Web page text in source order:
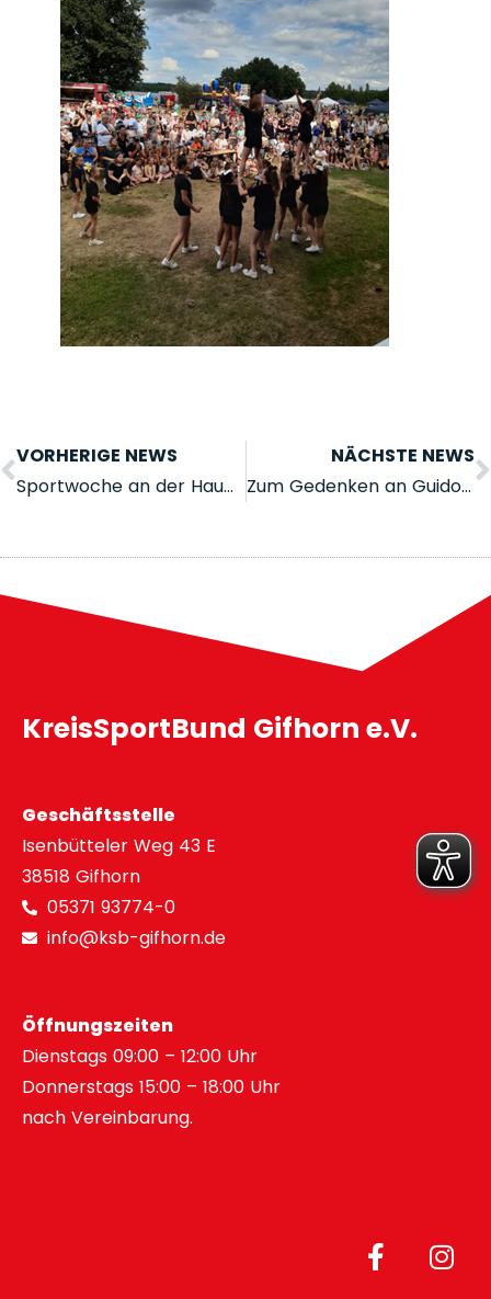
VORHERIGE NEWS
Sportwoche an der Hauptschule in Rühen
NÄCHSTE NEWS
Zum Gedenken an Guido Jeß
KreisSportBund Gifhorn e.V.
Geschäftsstelle
Isenbütteler Weg 43 E
38518 Gifhorn
05371 93774-0
info@ksb-gifhorn.de
Öffnungszeiten
Dienstags 09:00 – 12:00 Uhr
Donnerstags 15:00 – 18:00 Uhr
nach Vereinbarung.